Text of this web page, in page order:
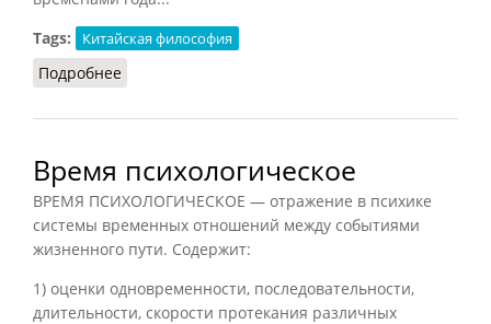
Tags:
Китайская философия
Подробнее
Время психологическое
ВРЕМЯ ПСИХОЛОГИЧЕСКОЕ — отражение в психике
системы временных отношений между событиями
жизненного пути. Содержит:
1) оценки одновременности, последовательности,
длительности, скорости протекания различных